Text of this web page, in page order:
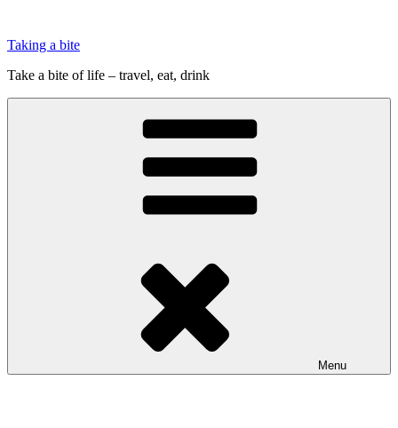
indhold
Taking a bite
Take a bite of life – travel, eat, drink
Menu